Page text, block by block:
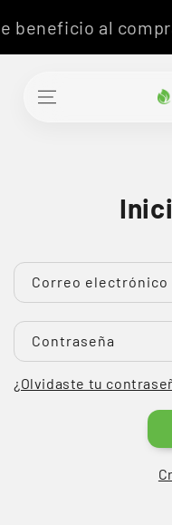
Ir al contenido
Correo electrónico
Contraseña
¿Olvidaste tu